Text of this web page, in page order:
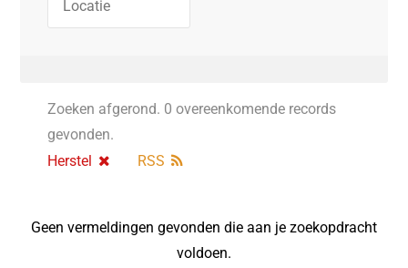
Zoeken afgerond. 0 overeenkomende records
gevonden.
Herstel
RSS
Geen vermeldingen gevonden die aan je zoekopdracht
voldoen.